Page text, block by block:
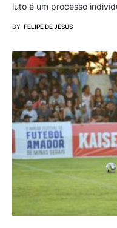
luto é um processo
BY FELIPE DE JESUS